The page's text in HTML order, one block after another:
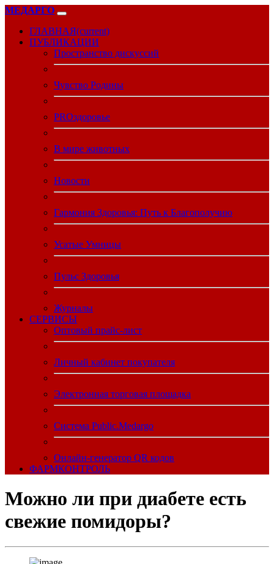
МЕДАРГО
ГЛАВНАЯ(current)
ПУБЛИКАЦИИ
Пространство дискуссий
Чувство Родины
PROздоровье
В мире животных
Новости
Гармония Здоровья: Путь к Благополучию
Усатые Умницы
Пульс Здоровья
Журналы
CЕРВИСЫ
Оптовый прайс-лист
Личный кабинет покупателя
Электронная торговая площадка
Система Public.Medargo
Онлайн-генератор QR кодов
ФАРМКОНТРОЛЬ
Можно ли при диабете есть
свежие помидоры?